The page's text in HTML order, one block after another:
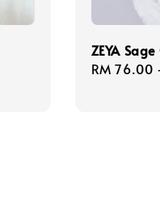
ZEYA
Regular
RM 76.00